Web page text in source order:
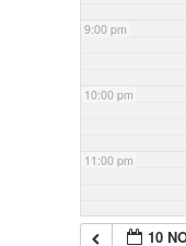
9:00 pm
10:00 pm
11:00 pm
10